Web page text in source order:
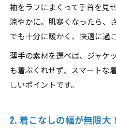
袖をラフにまくって手首を見
涼やかに。肌寒くなったら、
でも十分に暖かく、快適に過
薄手の素材を選べば、ジャケ
も着ぶくれせず、スマートな
しいポイントです。
2. 着こなしの幅が無限大